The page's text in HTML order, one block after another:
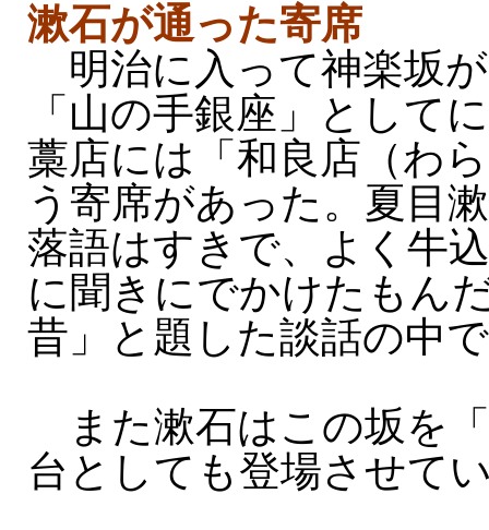
漱石が通った寄席
明治に入って神楽坂が
「山の手銀座」として
藁店には「和良店（わ
う寄席があった。夏目
落語はすきで、よく牛
に聞きにでかけたもん
昔」と題した談話の中
また漱石はこの坂を
台としても登場させて